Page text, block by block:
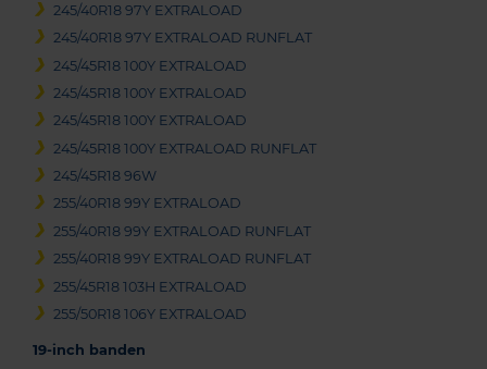
245/40R18 97Y EXTRALOAD
245/40R18 97Y EXTRALOAD RUNFLAT
245/45R18 100Y EXTRALOAD
245/45R18 100Y EXTRALOAD
245/45R18 100Y EXTRALOAD
245/45R18 100Y EXTRALOAD RUNFLAT
245/45R18 96W
255/40R18 99Y EXTRALOAD
255/40R18 99Y EXTRALOAD RUNFLAT
255/40R18 99Y EXTRALOAD RUNFLAT
255/45R18 103H EXTRALOAD
255/50R18 106Y EXTRALOAD
19-inch banden